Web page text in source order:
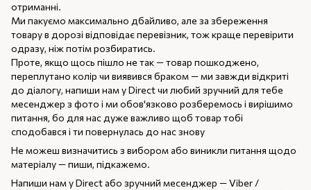
отриманні.
Ми пакуємо максимально дбайливо, але за збереження
товару в дорозі відповідає перевізник, тож краще перевірити
одразу, ніж потім розбиратись.
Проте, якщо щось пішло не так — товар пошкоджено,
переплутано колір чи виявився браком — ми завжди відкриті
до діалогу, напиши нам у Direct чи любий зручний для тебе
месенджер з фото і ми обов'язково розберемось і вирішимо
питання, бо для нас дуже важливо щоб товар тобі
сподобався і ти повернулась до нас знову
Не можеш визначитись з вибором або виникли питання щодо
матеріалу — пиши, підкажемо.
Напиши нам у Direct або зручний месенджер — Viber /